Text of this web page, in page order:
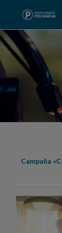
Campaña